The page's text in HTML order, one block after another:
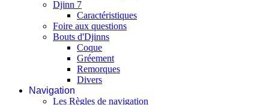
Djinn 7
Caractéristiques
Foire aux questions
Bouts d'Djinns
Coque
Gréement
Remorques
Divers
Navigation
Les Règles de navigation